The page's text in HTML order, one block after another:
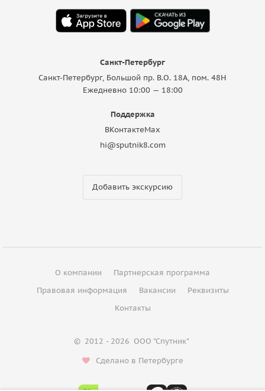
Санкт-Петербург
Санкт-Петербург, Большой пр. В.О. 18A, пом. 48Н
Ежедневно 10:00 — 18:00
Поддержка
ВКонтактеMax
hi@sputnik8.com
Добавить экскурсию
О компании
Партнерская программа
Правовая информация
Вакансии
Реквизиты
Контакты
© 2012 - 2026 ООО "Спутник"
Сделано в Петербурге